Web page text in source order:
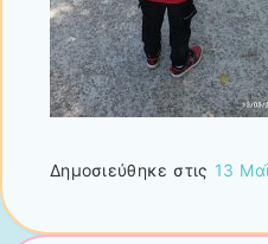
Δημοσιεύθηκε στις 13